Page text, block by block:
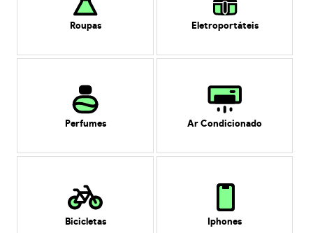
Roupas Eletroportáteis
Perfumes Ar Condicionado
Bicicletas Iphones